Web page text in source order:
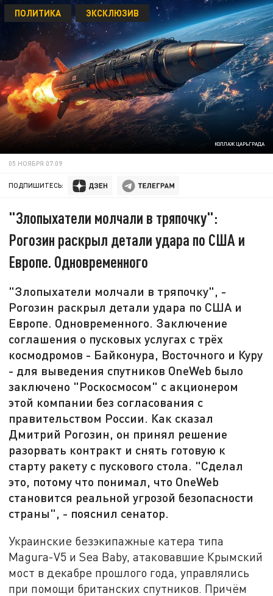
КОЛЛАЖ ЦАРЬГРАДА
ПОЛИТИКА ЭКСКЛЮЗИВ
05 НОЯБРЯ 07:09
ПОДПИШИТЕСЬ:
"Злопыхатели молчали в тряпочку":
Рогозин раскрыл детали удара по США и
Европе. Одновременного
"Злопыхатели молчали в тряпочку", -
Рогозин раскрыл детали удара по США и
Европе. Одновременного. Заключение
соглашения о пусковых услугах с трёх
космодромов - Байконура, Восточного и Куру
- для выведения спутников OneWeb было
заключено "Роскосмосом" с акционером
этой компании без согласования с
правительством России. Как сказал
Дмитрий Рогозин, он принял решение
разорвать контракт и снять готовую к
старту ракету с пускового стола. "Сделал
это, потому что понимал, что OneWeb
становится реальной угрозой безопасности
страны", - пояснил сенатор.
Украинские безэкипажные катера типа
Magura-V5 и Sea Baby, атаковавшие Крымский
мост в декабре прошлого года, управлялись
при помощи британских спутников. Причём